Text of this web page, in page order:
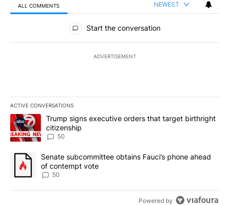
ALL COMMENTS NEWEST
All Comments
Start the conversation
ADVERTISEMENT
ACTIVE CONVERSATIONS
The following is a list of the most commented articles in the last
A trending article titled "Trump signs executive orders that
Trump signs executive orders that target birthright
citizenship
50
A trending article titled "Senate subcommittee obtains Fauci’s
Senate subcommittee obtains Fauci’s phone ahead
of contempt vote
50
Powered by